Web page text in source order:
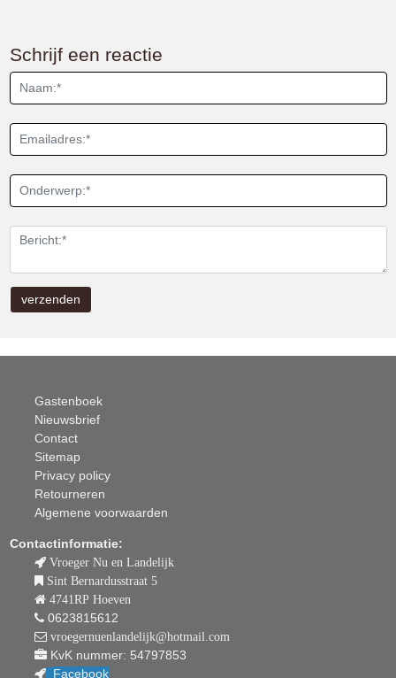
Schrijf een reactie
Gastenboek
Nieuwsbrief
Contact
Sitemap
Privacy policy
Retourneren
Algemene voorwaarden
Contactinformatie:
Vroeger Nu en Landelijk
Sint Bernardusstraat 5
4741RP Hoeven
0623815612
vroegernuenlandelijk@hotmail.com
KvK nummer: 54797853
Facebook